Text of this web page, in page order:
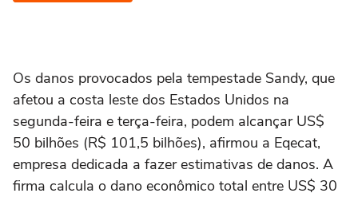
Os danos provocados pela tempestade Sandy, que
afetou a costa leste dos Estados Unidos na
segunda-feira e terça-feira, podem alcançar US$
50 bilhões (R$ 101,5 bilhões), afirmou a Eqecat,
empresa dedicada a fazer estimativas de danos. A
firma calcula o dano econômico total entre US$ 30